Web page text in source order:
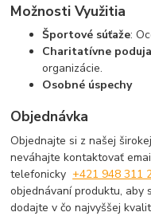
Možnosti Využitia
Športové súťaže:
Charitatívne
organizácie.
Osobné úspechy
Objednávka
Objednajte si z našej
neváhajte kontaktovať
telefonicky+421 948 311
objednávaní produktu, aby
dodajte v čo najvyššej